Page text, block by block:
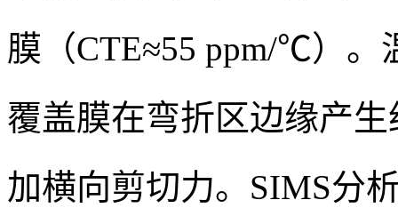
膜（CTE≈55 ppm/℃）
覆盖膜在弯折区边缘产
加横向剪切力。SIMS分